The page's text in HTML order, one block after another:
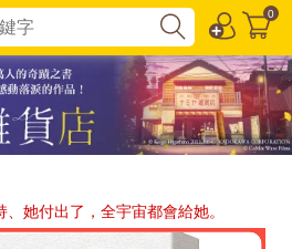
0
她付出了，全宇宙都會給她。